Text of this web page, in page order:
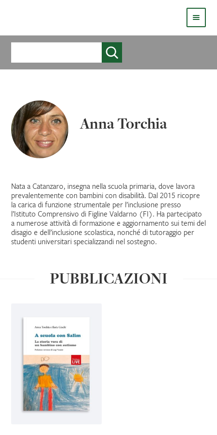
HOMEPAGE
COS’È LIVE
COME ACQUISTARE UN LIBRO ERICKSONLIVE?
VIDEO
IL MIO PROFILO
Anna Torchia
Nata a Catanzaro, insegna nella scuola primaria, dove lavora
prevalentemente con bambini con disabilità. Dal 2015 ricopre
la carica di funzione strumentale per l’inclusione presso
l’Istituto Comprensivo di Figline Valdarno (FI). Ha partecipato
a numerose attività di formazione e aggiornamento sui temi del
disagio e dell’inclusione scolastica, nonché di tutoraggio per
studenti universitari specializzandi nel sostegno.
PUBBLICAZIONI